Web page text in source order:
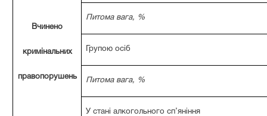
Вчинено
кримінальних
правопорушень
Питома вага, %
Групою осіб
Питома вага, %
У стані алкогольного сп’яніння